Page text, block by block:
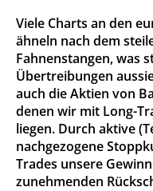
Viele Charts an den
ähneln nach dem
Fahnenstangen, was
Übertreibungen
auch die Aktien von
denen wir mit Long-
liegen. Durch aktive
nachgezogene
Trades unsere
zunehmenden